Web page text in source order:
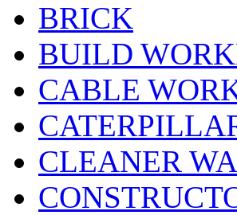
BRICK
BUILD
CABLE
CLEANER